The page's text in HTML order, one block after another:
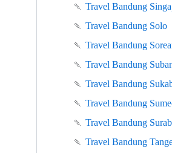
🍡 Travel Bandung
🍡 Travel Bandung Solo
🍡 Travel Bandung
🍡 Travel Bandung
🍡 Travel Bandung
🍡 Travel Bandung
🍡 Travel Bandung
🍡 Travel Bandung